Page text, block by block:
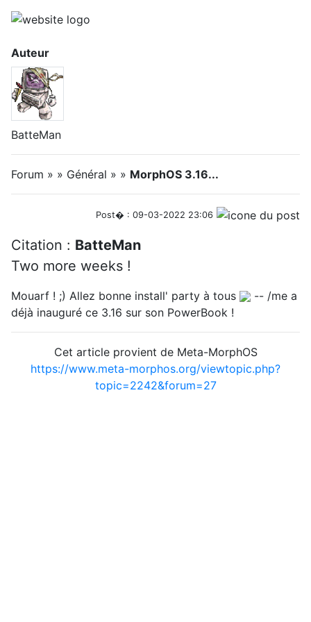
Auteur
BatteMan
Forum » » Général » » MorphOS 3.16...
Post� : 09-03-2022 23:06
Citation : BatteMan
Two more weeks !
Mouarf ! ;) Allez bonne install' party à tous
-- /me a
déjà inauguré ce 3.16 sur son PowerBook !
Cet article provient de Meta-MorphOS
https://www.meta-morphos.org/viewtopic.php?
topic=2242&forum=27